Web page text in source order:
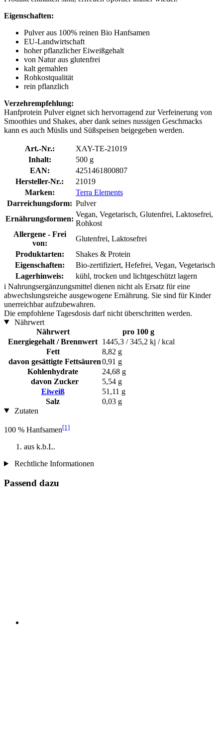
Eigenschaften:
Pulver aus 100% reinen Bio Hanfsamen
EU-Landwirtschaft
hoher pflanzlicher Eiweißgehalt
von Natur aus glutenfrei
kalt gemahlen
Rohkostqualität
rein pflanzlich
Verzehrempfehlung:
Hanfprotein Pulver eignet sich hervorragend zur Verfeinerung von
Smoothies und Shakes, aber dank seines nussigen Geschmacks
kann es auch Müslis und Süßspeisen beigegeben werden.
Art.-Nr.:
XAY-TE-21019
Inhalt:
500 g
EAN:
4251461800807
Hersteller-Nr.:
21019
Marken:
Terra Elements
Darreichungsform: Pulver
Ernährungsformen:
Vegan, Vegetarisch, Glutenfrei, Laktosefrei,
Rohkost
Allergene - Frei
von:
Glutenfrei, Laktosefrei
Produktarten:
Shakes & Protein
Eigenschaften:
Bio-zertifiziert, Hefefrei, Vegan, Vegetarisch
Lagerhinweis:
kühl, trocken und lichtgeschützt lagern
i Nahrungsergänzungsmittel dienen nicht als Ersatz für eine
abwechslungsreiche ausgewogene Ernährung. Sie sind für Kinder
unerreichbar aufzubewahren.
Die empfohlene Tagesdosis darf nicht überschritten werden.
Nährwert
Nährwert
pro 100 g
Energiegehalt / Brennwert 1445,3 / 345,2 kj / kcal
Fett
8,82 g
davon gesättigte Fettsäuren0,91 g
Kohlenhydrate
24,68 g
davon Zucker
5,54 g
Eiweiß
51,11 g
Salz
0,03 g
Zutaten
100 % Hanfsamen[1]
aus k.b.L.
Rechtliche Informationen
Passend dazu